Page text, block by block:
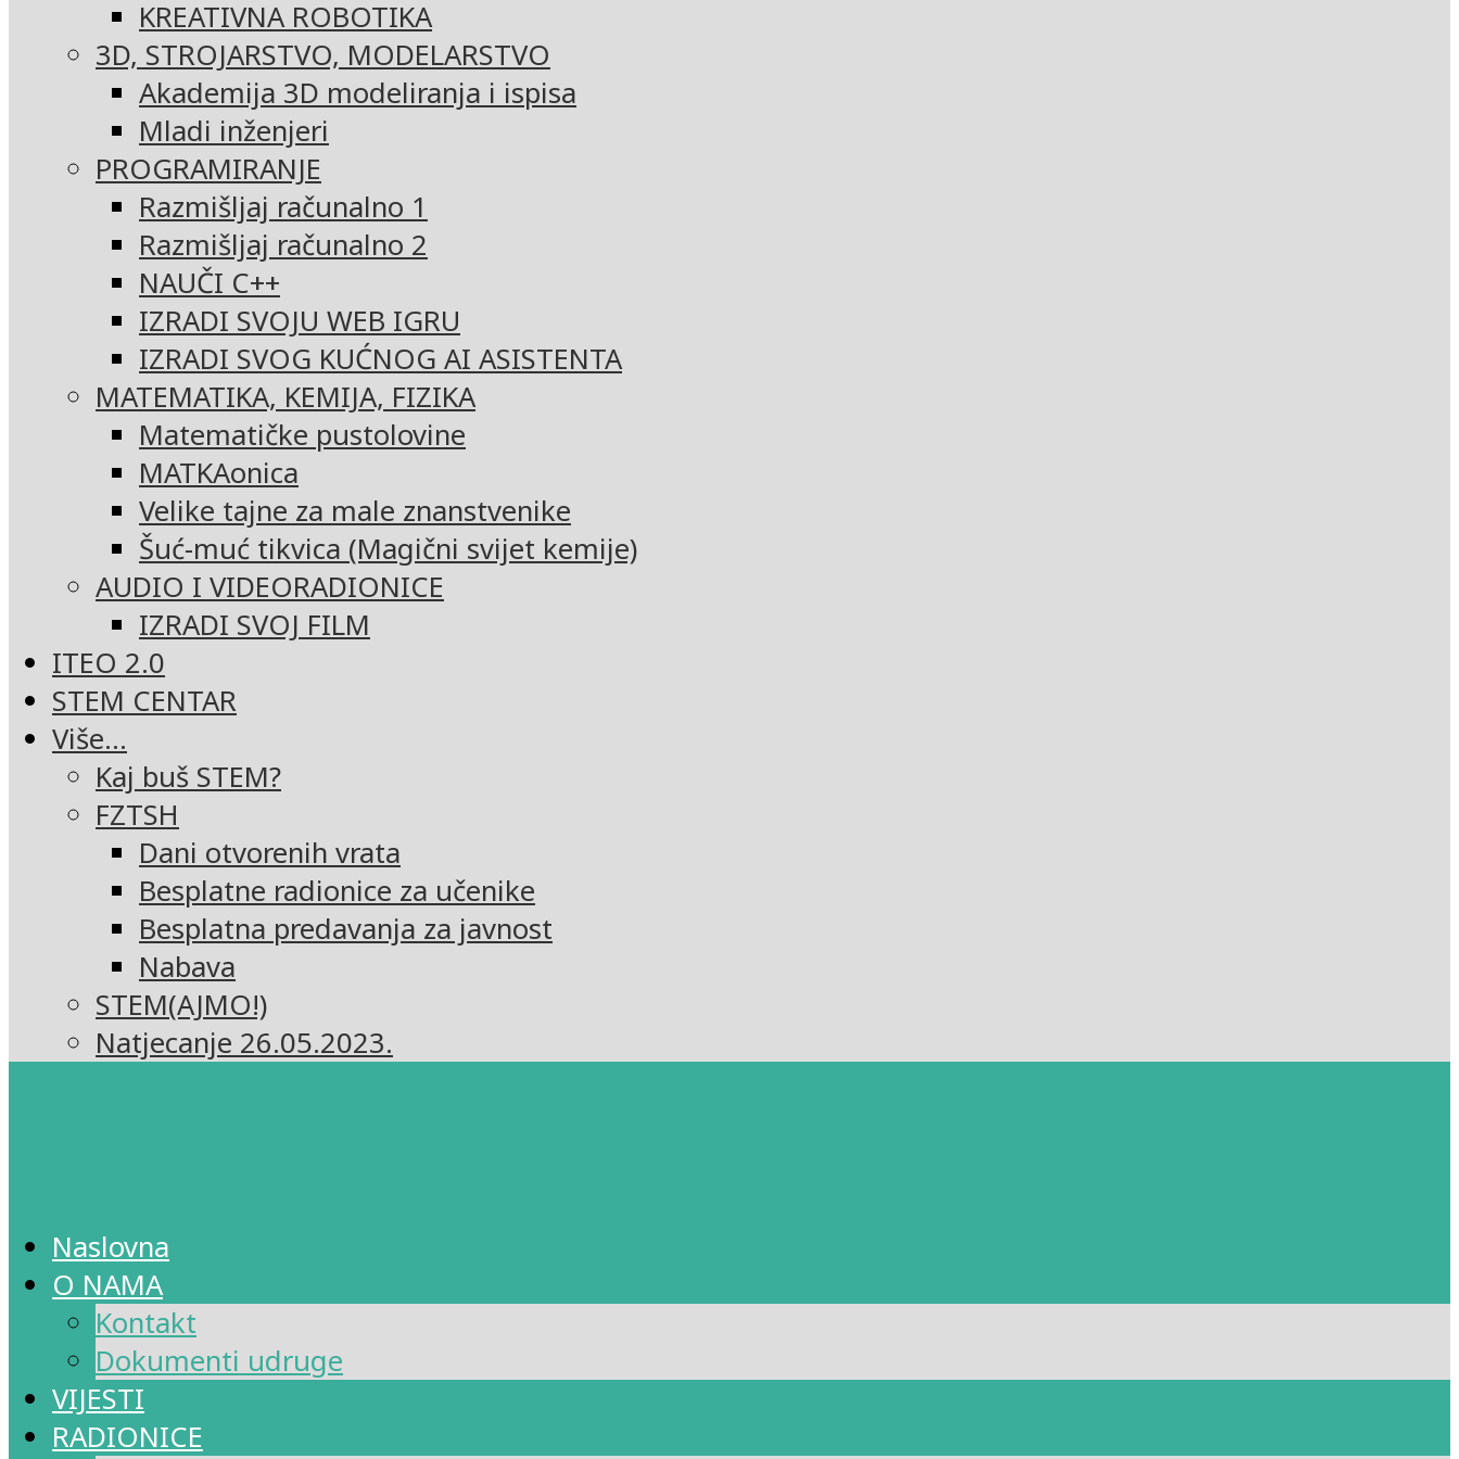
KREATIVNA ROBOTIKA
3D, STROJARSTVO, MODELARSTVO
Akademija 3D modeliranja i ispisa
Mladi inženjeri
PROGRAMIRANJE
Razmišljaj računalno 1
Razmišljaj računalno 2
NAUČI C++
IZRADI SVOJU WEB IGRU
IZRADI SVOG KUĆNOG AI ASISTENTA
MATEMATIKA, KEMIJA, FIZIKA
Matematičke pustolovine
MATKAonica
Velike tajne za male znanstvenike
Šuć-muć tikvica (Magični svijet kemije)
AUDIO I VIDEORADIONICE
IZRADI SVOJ FILM
ITEO 2.0
STEM CENTAR
Više…
Kaj buš STEM?
FZTSH
Dani otvorenih vrata
Besplatne radionice za učenike
Besplatna predavanja za javnost
Nabava
STEM(AJMO!)
Natjecanje 26.05.2023.
Naslovna
O NAMA
Kontakt
Dokumenti udruge
VIJESTI
RADIONICE